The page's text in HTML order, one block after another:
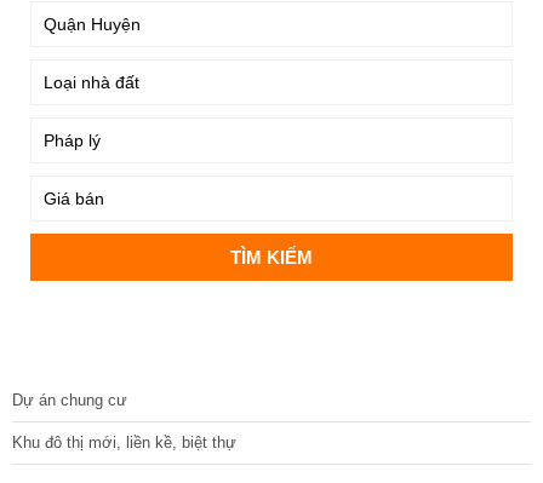
Dự án chung cư
Khu đô thị mới, liền kề, biệt thự